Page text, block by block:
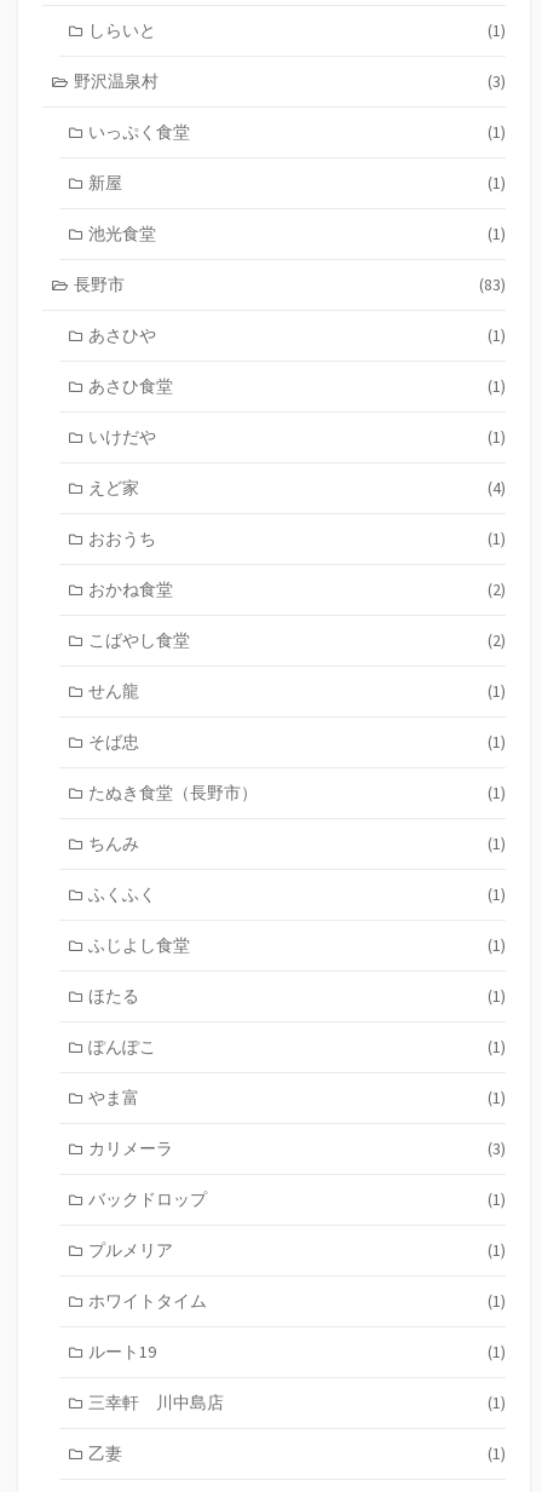
しらいと (1)
野沢温泉村 (3)
いっぷく食堂 (1)
新屋 (1)
池光食堂 (1)
長野市 (83)
あさひや (1)
あさひ食堂 (1)
いけだや (1)
えど家 (4)
おおうち (1)
おかね食堂 (2)
こばやし食堂 (2)
せん龍 (1)
そば忠 (1)
たぬき食堂（長野市） (1)
ちんみ (1)
ふくふく (1)
ふじよし食堂 (1)
ほたる (1)
ぽんぽこ (1)
やま富 (1)
カリメーラ (3)
バックドロップ (1)
プルメリア (1)
ホワイトタイム (1)
ルート19 (1)
三幸軒 川中島店 (1)
乙妻 (1)